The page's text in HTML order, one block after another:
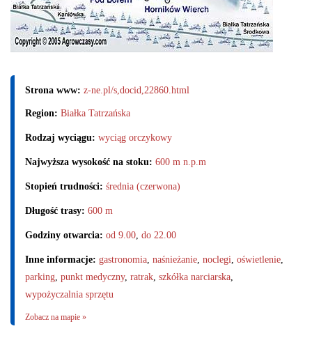
Strona www: z-ne.pl/s,docid,22860.html
Region: Białka Tatrzańska
Rodzaj wyciągu: wyciąg orczykowy
Najwyższa wysokość na stoku: 600 m n.p.m
Stopień trudności: średnia (czerwona)
Długość trasy: 600 m
Godziny otwarcia: od 9.00 do 22.00
Inne informacje: gastronomia naśnieżanie noclegi oświetlenie
parking punkt medyczny, ratrak szkółka narciarska
wypożyczalnia sprzętu
Zobacz na mapie »